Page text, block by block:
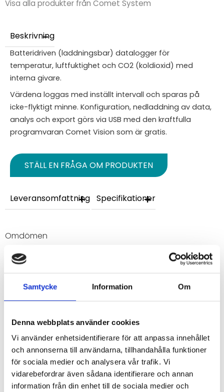
Samtycke Information Om
Denna webbplats använder cookies
Vi använder enhetsidentifierare för att anpassa innehållet
och annonserna till användarna, tillhandahålla funktioner
för sociala medier och analysera vår trafik. Vi
vidarebefordrar även sådana identifierare och annan
information från din enhet till de sociala medier och
Visa alla produkter från Comet System
Beskrivning
Batteridriven (laddningsbar) datalogger för
temperatur, luftfuktighet och CO2 (koldioxid) med
interna givare.
Värdena loggas med inställt intervall och sparas på
icke-flyktigt minne. Konfiguration, nedladdning av data,
analys och export görs via USB med den kraftfulla
programvaran Comet Vision som är gratis.
STÄLL EN FRÅGA OM PRODUKTEN
Leveransomfattning Specifikationer
Omdömen
Bli den första att lämna ett omdöme.